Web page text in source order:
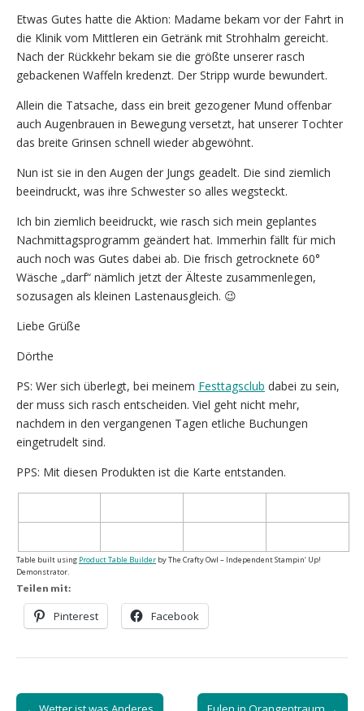
Etwas Gutes hatte die Aktion: Madame bekam vor der Fahrt in
die Klinik vom Mittleren ein Getränk mit Strohhalm gereicht.
Nach der Rückkehr bekam sie die größte unserer rasch
gebackenen Waffeln kredenzt. Der Stripp wurde bewundert.
Allein die Tatsache, dass ein breit gezogener Mund offenbar
auch Augenbrauen in Bewegung versetzt, hat unserer Tochter
das breite Grinsen schnell wieder abgewöhnt.
Nun ist sie in den Augen der Jungs geadelt. Die sind ziemlich
beeindruckt, was ihre Schwester so alles wegsteckt.
Ich bin ziemlich beeidruckt, wie rasch sich mein geplantes
Nachmittagsprogramm geändert hat. Immerhin fällt für mich
auch noch was Gutes dabei ab. Die frisch getrocknete 60°
Wäsche „darf“ nämlich jetzt der Älteste zusammenlegen,
sozusagen als kleinen Lastenausgleich. 😉
Liebe Grüße
Dörthe
PS: Wer sich überlegt, bei meinem Festtagsclub dabei zu sein,
der muss sich rasch entscheiden. Viel geht nicht mehr,
nachdem in den vergangenen Tagen etliche Buchungen
eingetrudelt sind.
PPS: Mit diesen Produkten ist die Karte entstanden.
Table built using Product Table Builder by The Crafty Owl – Independent Stampin‘ Up!
Demonstrator.
Teilen mit:
Pinterest Facebook
Post